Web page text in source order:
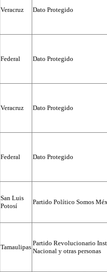
Veracruz Dato Protegido
Federal Dato Protegido
Veracruz Dato Protegido
Federal Dato Protegido
San Luis
Potosí
Partido Político Somos
Tamaulipas
Partido Revolucionario
Nacional y otras personas